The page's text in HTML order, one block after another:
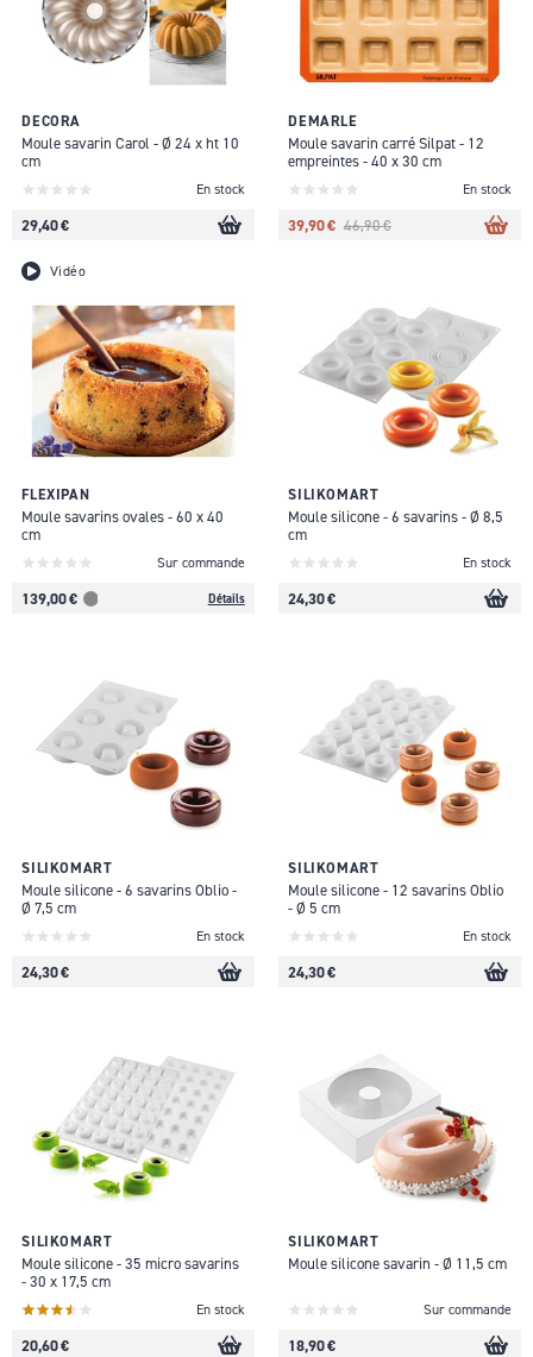
DECORA
Moule savarin Carol - Ø 24 x ht 10
cm
En stock
29,40 €
DEMARLE
Moule savarin carré Silpat - 12
empreintes - 40 x 30 cm
En stock
39,90 € 46,90 €
Vidéo
FLEXIPAN
Moule savarins ovales - 60 x 40
cm
Sur commande
139,00 € Détails
SILIKOMART
Moule silicone - 6 savarins - Ø 8,5
cm
En stock
24,30 €
SILIKOMART
Moule silicone - 6 savarins Oblio -
Ø 7,5 cm
En stock
24,30 €
SILIKOMART
Moule silicone - 12 savarins Oblio
- Ø 5 cm
En stock
24,30 €
SILIKOMART
Moule silicone - 35 micro savarins
- 30 x 17,5 cm
En stock
20,60 €
SILIKOMART
Moule silicone savarin - Ø 11,5 cm
Sur commande
18,90 €